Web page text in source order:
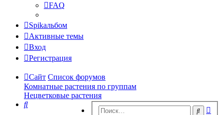
FAQ
Spikальбом
Активные темы
Вход
Регистрация
Сайт Список форумов
Комнатные растения по группам
Нецветковые растения
Поиск
Поиск